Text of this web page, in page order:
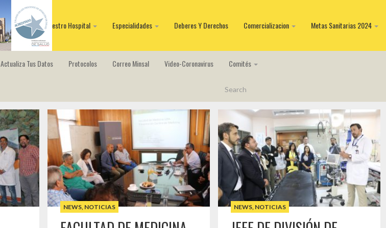
Nuestro Hospital Especialidades Deberes Y Derechos Comercializacion Metas Sanitarias 2024
Actualiza Tus Datos Protocolos Correo Minsal Video-Coronavirus Comités
NEWS NOTICIAS NEWS NOTICIAS